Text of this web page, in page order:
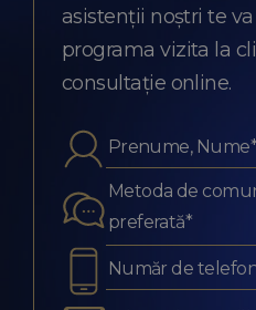
asistenții noștri te
programa vizita la
consultație online.
Metoda de
preferată*